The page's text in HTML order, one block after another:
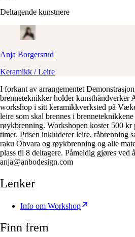
Deltagende kunstnere
Anja Borgersrud
Keramikk / Leire
I forkant av arrangementet
brenneteknikker holder kunsthåndverker
workshop i sitt keramikkverksted på
leire som skal brennes i
røykbrenning. Workshopen koster 500 kr
timer. Prisen inkluderer leire, råbrenning
raku Obvara og røykbrenning og alle
plass til 8 deltagere. Påmeldig gjøres ved
anja@anbodesign.com
Lenker
Info om Workshop
Finn frem